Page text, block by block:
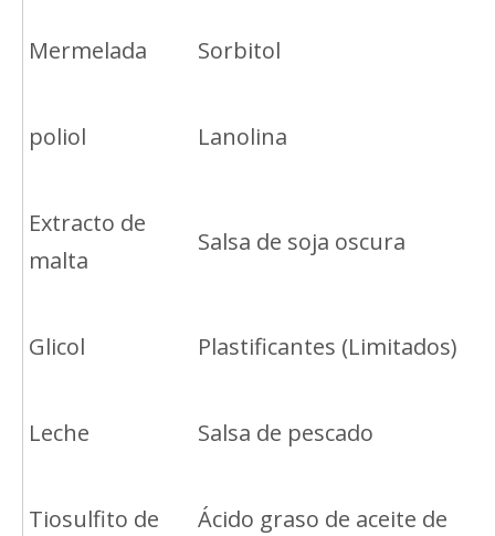
Mermelada Sorbitol
poliol Lanolina
Extracto de
malta
Salsa de soja oscura
Glicol Plastificantes (Limitados)
Leche Salsa de pescado
Tiosulfito de
Ácido graso de aceite de